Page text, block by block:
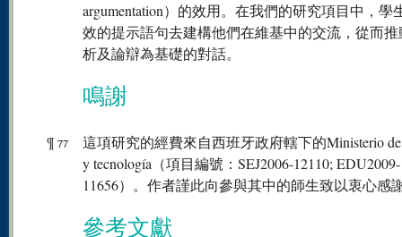
argumentation）的效用。在我們的研究項目中，學
效的提示語句去建構他們在維基中的交流，從而
析及論辯為基礎的對話。
鳴謝
¶ 77
這項研究的經費來自西班牙政府轄下的Ministerio de
y tecnología（項目編號：SEJ2006-12110; EDU2009-
11656）。作者謹此向參與其中的師生致以衷心感
參考文獻